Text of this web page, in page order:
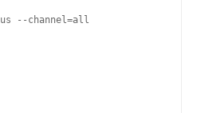
--channel=all